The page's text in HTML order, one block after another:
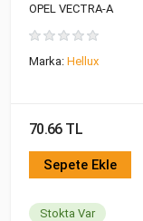
OPEL VECTRA-A
Marka: Hellux
70.66 TL
Sepete Ekle
Stokta Var